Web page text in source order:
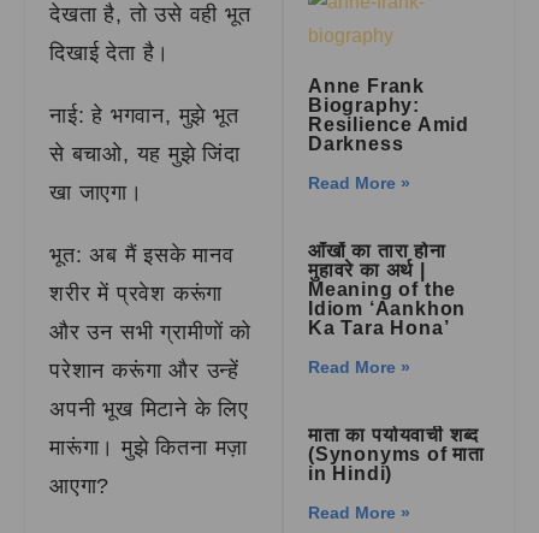
देखता है, तो उसे वही भूत
दिखाई देता है।
नाई: हे भगवान, मुझे भूत
से बचाओ, यह मुझे जिंदा
खा जाएगा।
भूत: अब मैं इसके मानव
शरीर में प्रवेश करूंगा
और उन सभी ग्रामीणों को
परेशान करूंगा और उन्हें
अपनी भूख मिटाने के लिए
मारूंगा। मुझे कितना मज़ा
आएगा?
Anne Frank
Biography:
Resilience Amid
Darkness
Read More »
आँखों का तारा होना
मुहावरे का अर्थ |
Meaning of the
Idiom ‘Aankhon
Ka Tara Hona’
Read More »
माता का पर्यायवाची शब्द
(Synonyms of माता
in Hindi)
Read More »